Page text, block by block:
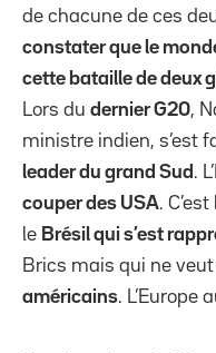
de chacune de ces
constater que le
cette bataille de deux
Lors du dernier G20,
ministre indien, s’est
leader du grand Sud .
couper des USA.
le Brésil qui s’est
Brics mais qui ne veut
américains. L’Europe